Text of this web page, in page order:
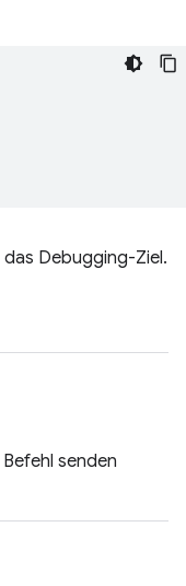
Debugging-Ziel.
senden